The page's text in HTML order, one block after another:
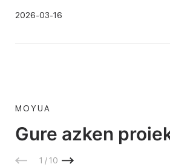
2026-03-16
MOYUA
Gure azken
1 / 10